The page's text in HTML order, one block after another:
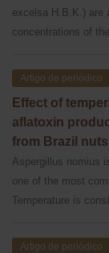
excelsa H.B.K.) are
concentrations of
Artigo de periódico
Effect of
aflatoxin
from Brazil nuts
Aspergillus nomius
one of the most
Temperature is
Artigo de periódico